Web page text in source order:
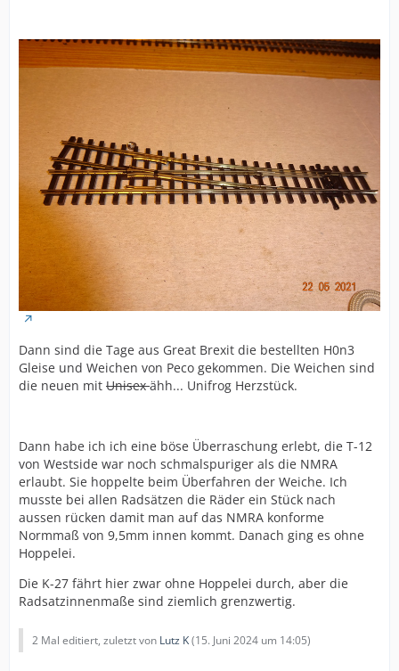
Dann sind die Tage aus Great Brexit die bestellten H0n3
Gleise und Weichen von Peco gekommen. Die Weichen sind
die neuen mit Unisexähh... Unifrog Herzstück.
Dann habe ich ich eine böse Überraschung erlebt, die T-12
von Westside war noch schmalspuriger als die NMRA
erlaubt. Sie hoppelte beim Überfahren der Weiche. Ich
musste bei allen Radsätzen die Räder ein Stück nach
aussen rücken damit man auf das NMRA konforme
Normmaß von 9,5mm innen kommt. Danach ging es ohne
Hoppelei.
Die K-27 fährt hier zwar ohne Hoppelei durch, aber die
Radsatzinnenmaße sind ziemlich grenzwertig.
2 Mal editiert, zuletzt von Lutz K(15. Juni 2024 um 14:05)